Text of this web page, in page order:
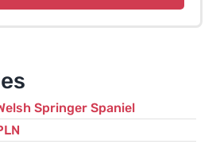
Springer Spaniel